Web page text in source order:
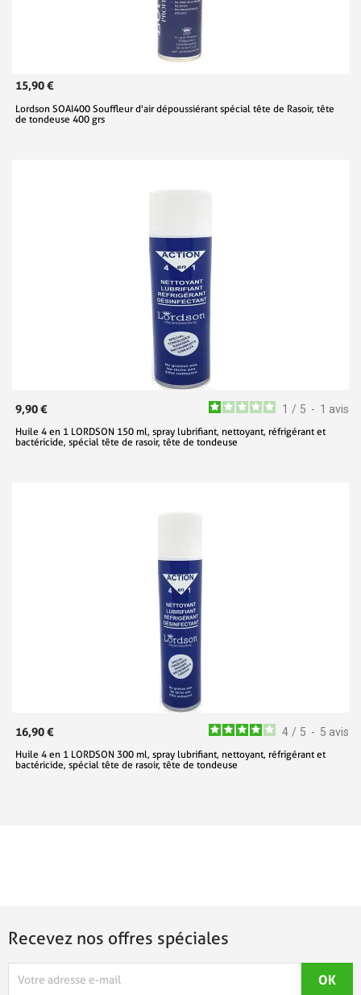
15,90 €
Lordson SOAI400 Souffleur d'air dépoussiérant spécial tête de Rasoir, tête
de tondeuse 400 grs
1 / 5 - 1 avis
9,90 €
Huile 4 en 1 LORDSON 150 ml, spray lubrifiant, nettoyant, réfrigérant et
bactéricide, spécial tête de rasoir, tête de tondeuse
4 / 5 - 5 avis
16,90 €
Huile 4 en 1 LORDSON 300 ml, spray lubrifiant, nettoyant, réfrigérant et
bactéricide, spécial tête de rasoir, tête de tondeuse
Recevez nos offres spéciales